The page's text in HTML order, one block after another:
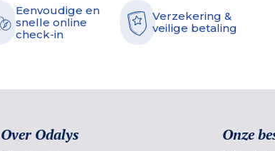
Eenvoudige en
snelle online
check-in
Verzekering &
veilige betaling
Over Odalys Onze